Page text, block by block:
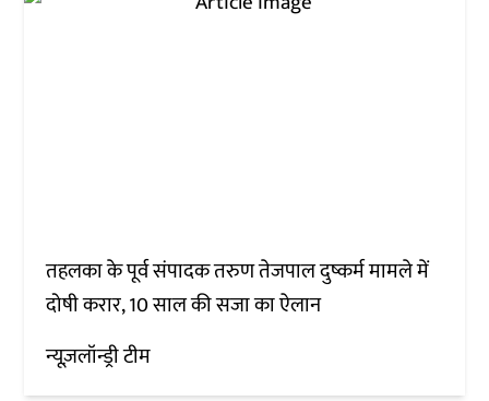
तहलका के पूर्व संपादक तरुण तेजपाल दुष्कर्म मामले में
दोषी करार, 10 साल की सजा का ऐलान
न्यूज़लॉन्ड्री टीम